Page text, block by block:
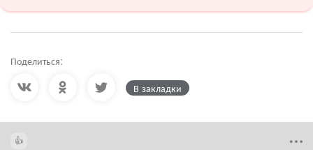
Поделиться:
В закладки